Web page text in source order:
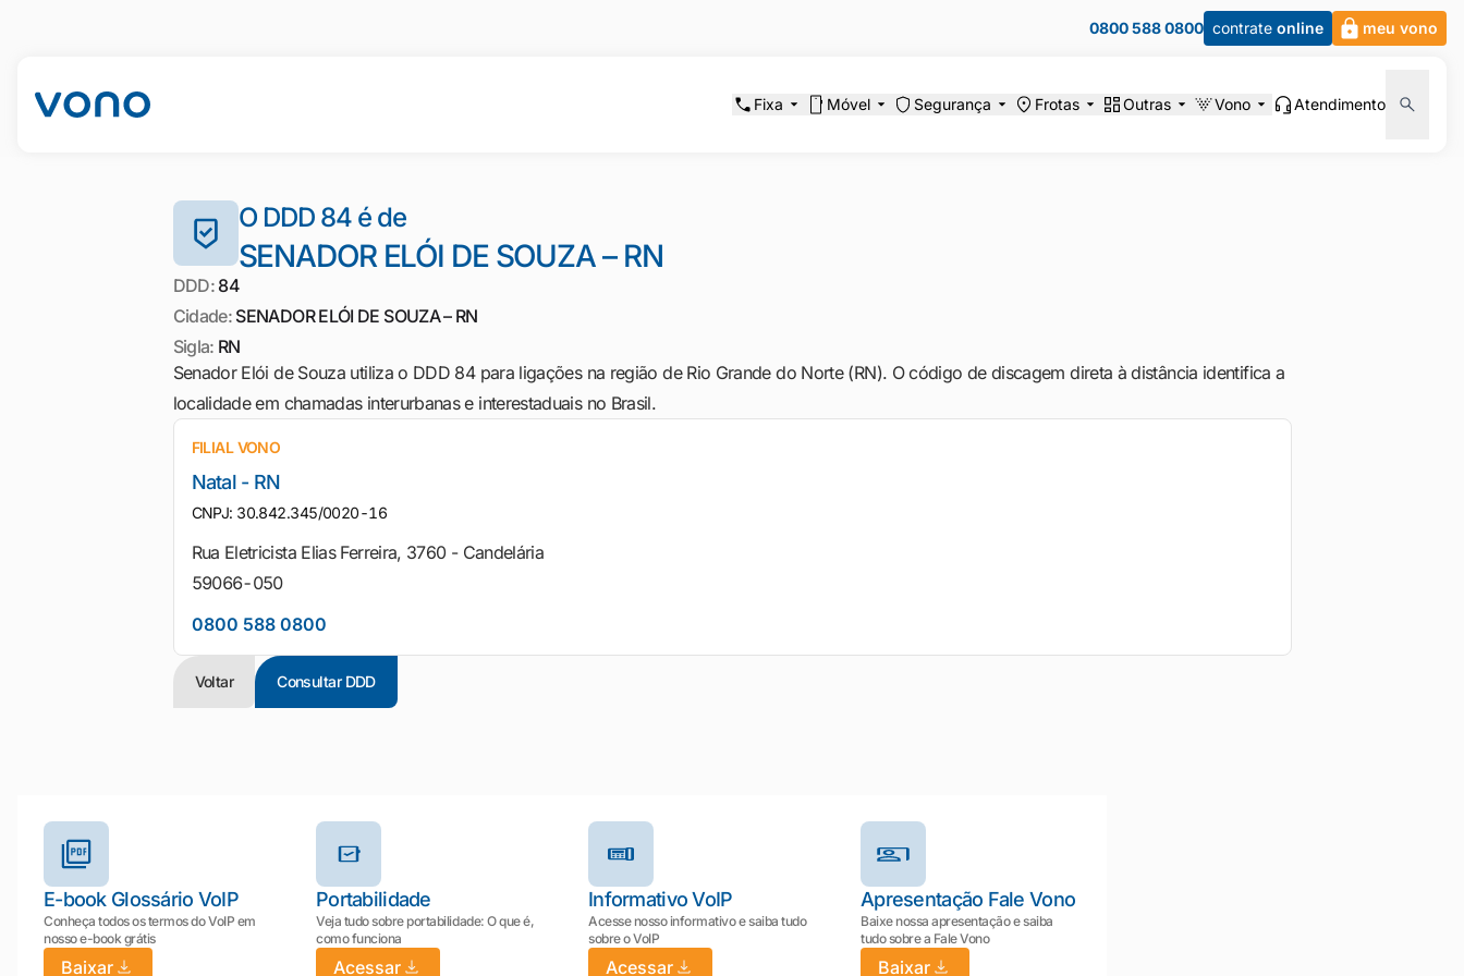
0800 588 0800 contrate online meu vono
Fixa Móvel Segurança Frotas Outras Vono Atendimento
O DDD 84 é de
SENADOR ELÓI DE SOUZA – RN
DDD:84
Cidade: SENADOR ELÓI DE SOUZA – RN
Sigla: RN
Senador Elói de Souza utiliza o DDD 84 para ligações na região de Rio Grande do Norte (RN). O código de discagem direta à distância identifica a
localidade em chamadas interurbanas e interestaduais no Brasil.
FILIAL VONO
Natal - RN
CNPJ: 30.842.345/0020-16
Rua Eletricista Elias Ferreira, 3760 - Candelária
59066-050
0800 588 0800
Voltar Consultar DDD
E-book Glossário VoIP
Conheça todos os termos do VoIP em
nosso e-book grátis
Baixar
Portabilidade
Veja tudo sobre portabilidade: O que é,
como funciona
Acessar
Informativo VoIP
Acesse nosso informativo e saiba tudo
sobre o VoIP
Acessar
Apresentação Fale Vono
Baixe nossa apresentação e saiba
tudo sobre a Fale Vono
Baixar